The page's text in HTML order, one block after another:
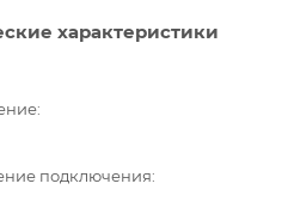
характеристики
подключения